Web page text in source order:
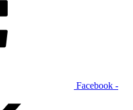
Facebook -